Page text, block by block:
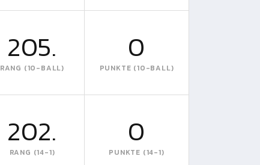
205.
RANG (10-BALL)
0
PUNKTE (10-BALL)
202.
RANG (14-1)
0
PUNKTE (14-1)